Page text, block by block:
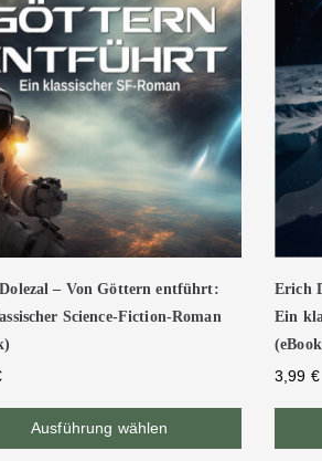
– Von Göttern entführt:
Science-Fiction-Roman
Ausführung wählen
Erich
Ein
3,99 €